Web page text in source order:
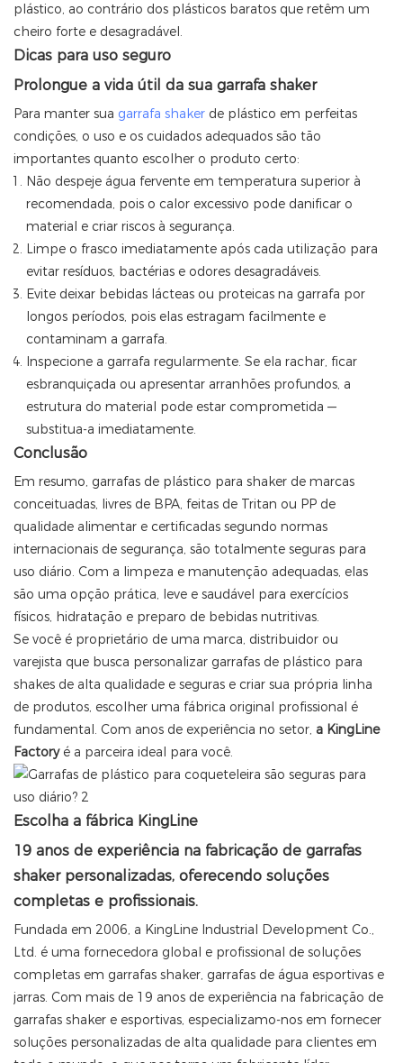
plástico, ao contrário dos plásticos baratos que retêm um
cheiro forte e desagradável.
Dicas para uso seguro
Prolongue a vida útil da sua garrafa shaker
Para manter sua garrafa shaker de plástico em perfeitas
condições, o uso e os cuidados adequados são tão
importantes quanto escolher o produto certo:
Não despeje água fervente em temperatura superior à
recomendada, pois o calor excessivo pode danificar o
material e criar riscos à segurança.
Limpe o frasco imediatamente após cada utilização para
evitar resíduos, bactérias e odores desagradáveis.
Evite deixar bebidas lácteas ou proteicas na garrafa por
longos períodos, pois elas estragam facilmente e
contaminam a garrafa.
Inspecione a garrafa regularmente. Se ela rachar, ficar
esbranquiçada ou apresentar arranhões profundos, a
estrutura do material pode estar comprometida —
substitua-a imediatamente.
Conclusão
Em resumo, garrafas de plástico para shaker de marcas
conceituadas, livres de BPA, feitas de Tritan ou PP de
qualidade alimentar e certificadas segundo normas
internacionais de segurança, são totalmente seguras para
uso diário. Com a limpeza e manutenção adequadas, elas
são uma opção prática, leve e saudável para exercícios
físicos, hidratação e preparo de bebidas nutritivas.
Se você é proprietário de uma marca, distribuidor ou
varejista que busca personalizar garrafas de plástico para
shakes de alta qualidade e seguras e criar sua própria linha
de produtos, escolher uma fábrica original profissional é
fundamental. Com anos de experiência no setor, a KingLine
Factoryé a parceira ideal para você.
Escolha a fábrica KingLine
19 anos de experiência na fabricação de garrafas
shaker personalizadas, oferecendo soluções
completas e profissionais.
Fundada em 2006, a KingLine Industrial Development Co.,
Ltd. é uma fornecedora global e profissional de soluções
completas em garrafas shaker, garrafas de água esportivas e
jarras. Com mais de 19 anos de experiência na fabricação de
garrafas shaker e esportivas, especializamo-nos em fornecer
soluções personalizadas de alta qualidade para clientes em